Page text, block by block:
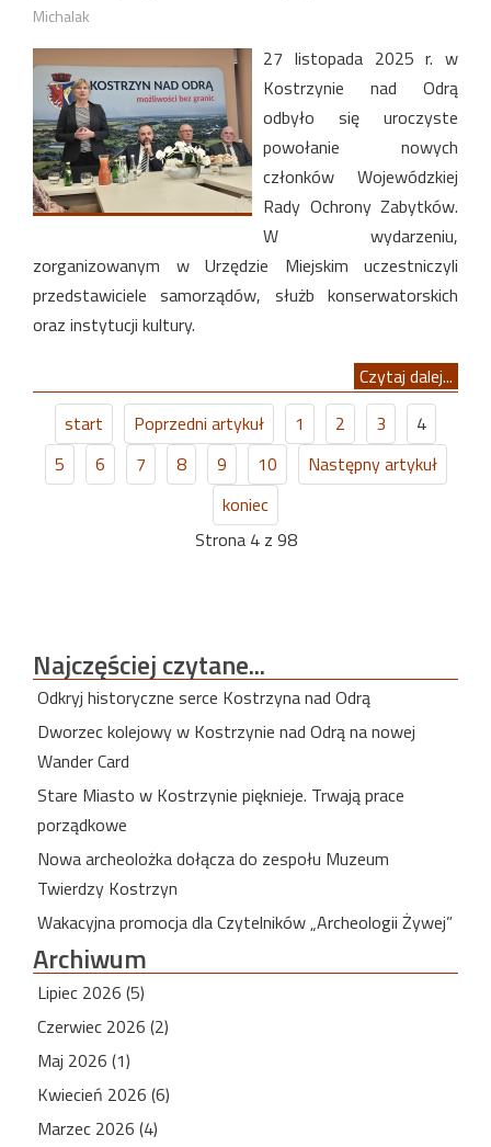
Michalak
27 listopada 2025 r. w
Kostrzynie nad Odrą
odbyło się uroczyste
powołanie nowych
członków Wojewódzkiej
Rady Ochrony Zabytków.
W wydarzeniu,
zorganizowanym w Urzędzie Miejskim uczestniczyli
przedstawiciele samorządów, służb konserwatorskich
oraz instytucji kultury.
Czytaj dalej...
start
Poprzedni artykuł 1 2 3
4
5
6 7 8 9 10
Następny artykuł
koniec
Strona 4 z 98
Najczęściejczytane...
Odkryj historyczne serce Kostrzyna nad Odrą
Dworzec kolejowy w Kostrzynie nad Odrą na nowej
Wander Card
Stare Miasto w Kostrzynie pięknieje. Trwają prace
porządkowe
Nowa archeolożka dołącza do zespołu Muzeum
Twierdzy Kostrzyn
Wakacyjna promocja dla Czytelników „Archeologii Żywej”
Archiwum
Lipiec 2026 (5)
Czerwiec 2026 (2)
Maj 2026 (1)
Kwiecień 2026 (6)
Marzec 2026 (4)